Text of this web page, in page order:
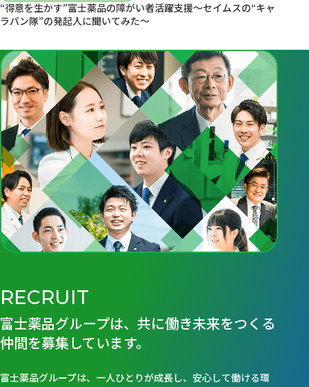
“得意を生かす”富士薬品の障がい者活躍支援～セイムスの“キャ
ラバン隊”の発起人に聞いてみた～
RECRUIT
富士薬品グループは、共に働き未来をつくる
仲間を募集しています。
富士薬品グループは、一人ひとりが成長し、安心して働ける環